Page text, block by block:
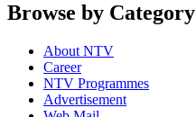
Browse by Category
About NTV
Career
NTV Programmes
Advertisement